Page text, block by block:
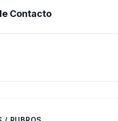
Contacto